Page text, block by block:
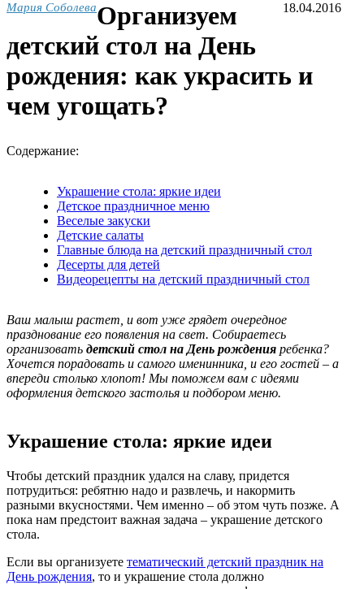
Мария Соболева 18.04.2016
Организуем
детский стол на День
рождения: как украсить и
чем угощать?
Содержание:
Украшение стола: яркие идеи
Детское праздничное меню
Веселые закуски
Детские салаты
Главные блюда на детский праздничный стол
Десерты для детей
Видеорецепты на детский праздничный стол
Ваш малыш растет, и вот уже грядет очередное
празднование его появления на свет. Собираетесь
организовать детский стол на День рождения ребенка?
Хочется порадовать и самого именинника, и его гостей – а
впереди столько хлопот! Мы поможем вам с идеями
оформления детского застолья и подбором меню.
Украшение стола: яркие идеи
Чтобы детский праздник удался на славу, придется
потрудиться: ребятню надо и развлечь, и накормить
разными вкусностями. Чем именно – об этом чуть позже. А
пока нам предстоит важная задача – украшение детского
стола.
Если вы организуете тематический детский праздник на
День рождения, то и украшение стола должно